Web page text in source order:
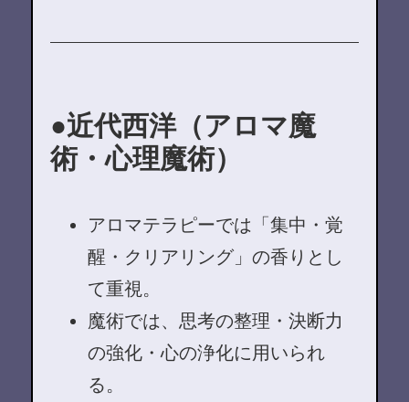
近代西洋（アロマ魔
術・心理魔術）
アロマテラピーでは「集中・覚
醒・クリアリング」の香りとし
て重視。
魔術では、思考の整理・決断力
の強化・心の浄化に用いられ
る。